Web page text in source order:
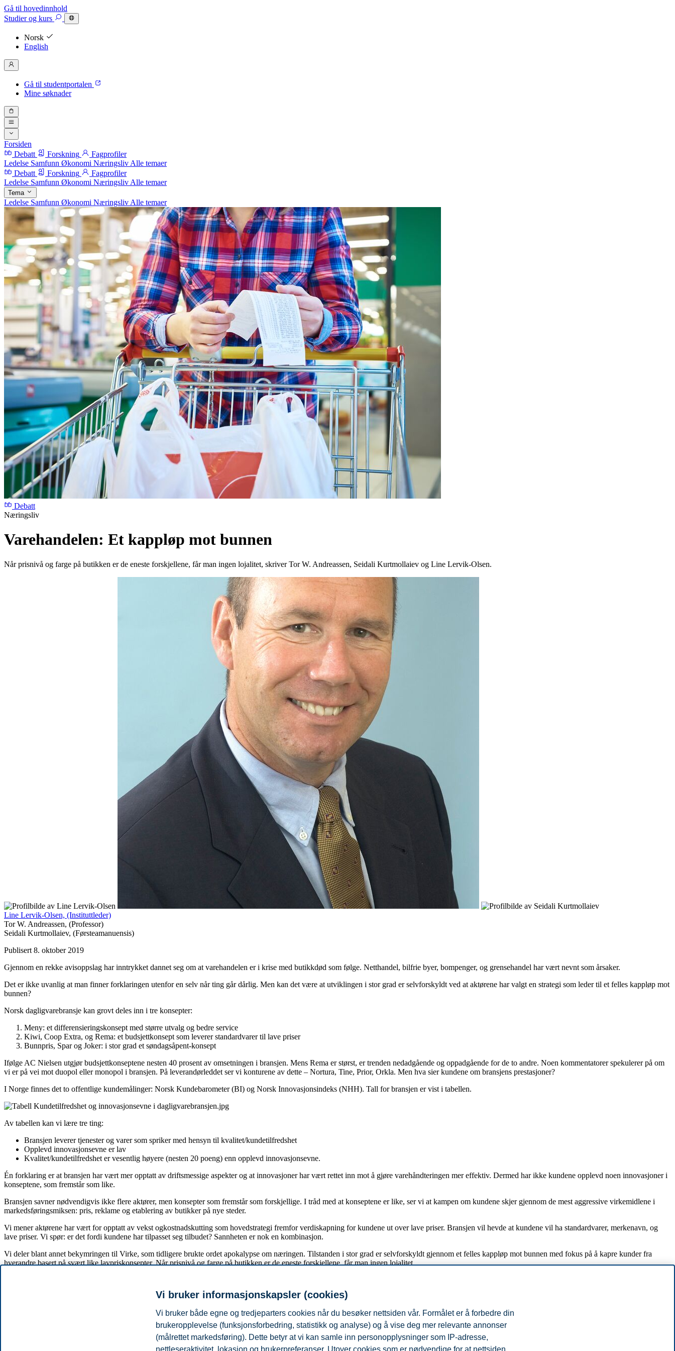
Gå til hovedinnhold
Studierog kurs
Norsk
English
Gå til studentportalen
Mine søknader
Forsiden
Debatt
Forskning
Fagprofiler
Ledelse Samfunn Økonomi Næringsliv Alle temaer
Debatt
Forskning
Fagprofiler
Ledelse Samfunn Økonomi Næringsliv Alle temaer
Tema
Ledelse Samfunn Økonomi Næringsliv Alle temaer
Debatt
Næringsliv
Varehandelen: Et kappløp mot bunnen
Når prisnivå og farge på butikken er de eneste forskjellene, får man ingen lojalitet, skriver Tor W. Andreassen, Seidali Kurtmollaiev og Line Lervik-Olsen.
Line Lervik-Olsen, (Instituttleder)
Tor W. Andreassen, (Professor)
Seidali Kurtmollaiev, (Førsteamanuensis)
Publisert 8. oktober 2019
Gjennom en rekke avisoppslag har inntrykket dannet seg om at varehandelen er i krise med butikkdød som følge. Netthandel, bilfrie byer, bompenger, og grensehandel har vært nevnt som årsaker.
Det er ikke uvanlig at man finner forklaringen utenfor en selv når ting går dårlig. Men kan det være at utviklingen i stor grad er selvforskyldt ved at aktørene har valgt en strategi som leder til et felles kappløp mot
bunnen?
Norsk dagligvarebransje kan grovt deles inn i tre konsepter:
Meny: et differensieringskonsept med større utvalg og bedre service
Kiwi, Coop Extra, og Rema: et budsjettkonsept som leverer standardvarer til lave priser
Bunnpris, Spar og Joker: i stor grad et søndagsåpent-konsept
Ifølge AC Nielsen utgjør budsjettkonseptene nesten 40 prosent av omsetningen i bransjen. Mens Rema er størst, er trenden nedadgående og oppadgående for de to andre. Noen kommentatorer spekulerer på om
vi er på vei mot duopol eller monopol i bransjen. På leverandørleddet ser vi konturene av dette – Nortura, Tine, Prior, Orkla. Men hva sier kundene om bransjens prestasjoner?
I Norge finnes det to offentlige kundemålinger: Norsk Kundebarometer (BI) og Norsk Innovasjonsindeks (NHH). Tall for bransjen er vist i tabellen.
Av tabellen kan vi lære tre ting:
Bransjen leverer tjenester og varer som spriker med hensyn til kvalitet/kundetilfredshet
Opplevd innovasjonsevne er lav
Kvalitet/kundetilfredshet er vesentlig høyere (nesten 20 poeng) enn opplevd innovasjonsevne.
Én forklaring er at bransjen har vært mer opptatt av driftsmessige aspekter og at innovasjoner har vært rettet inn mot å gjøre varehåndteringen mer effektiv. Dermed har ikke kundene opplevd noen innovasjoner i
konseptene, som fremstår som like.
Bransjen savner nødvendigvis ikke flere aktører, men konsepter som fremstår som forskjellige. I tråd med at konseptene er like, ser vi at kampen om kundene skjer gjennom de mest aggressive virkemidlene i
markedsføringsmiksen: pris, reklame og etablering av butikker på nye steder.
Vi mener aktørene har vært for opptatt av vekst ogkostnadskutting som hovedstrategi fremfor verdiskapning for kundene ut over lave priser. Bransjen vil hevde at kundene vil ha standardvarer, merkenavn, og
lave priser. Vi spør: er det fordi kundene har tilpasset seg tilbudet? Sannheten er nok en kombinasjon.
Vi deler blant annet bekymringen til Virke, som tidligere brukte ordet apokalypse om næringen. Tilstanden i stor grad er selvforskyldt gjennom et felles kappløp mot bunnen med fokus på å kapre kunder fra
hverandre basert på svært like lavpriskonsepter. Når prisnivå og farge på butikken er de eneste forskjellene, får man ingen lojalitet.
Tor W. Andreassen, professor, Norges Handelshøyskole (NHH)
Seidali Kurtmollaiev, førsteamanuensis, Høyskolen Christiania og NHH
Vi bruker informasjonskapsler (cookies)
Vi bruker både egne og tredjeparters cookies når du besøker nettsiden vår. Formålet er å forbedre din
brukeropplevelse (funksjonsforbedring, statistikk og analyse) og å vise deg mer relevante annonser
(målrettet markedsføring). Dette betyr at vi kan samle inn personopplysninger som IP-adresse,
nettleseraktivitet, lokasjon og brukerpreferanser. Utover cookies som er nødvendige for at nettsiden